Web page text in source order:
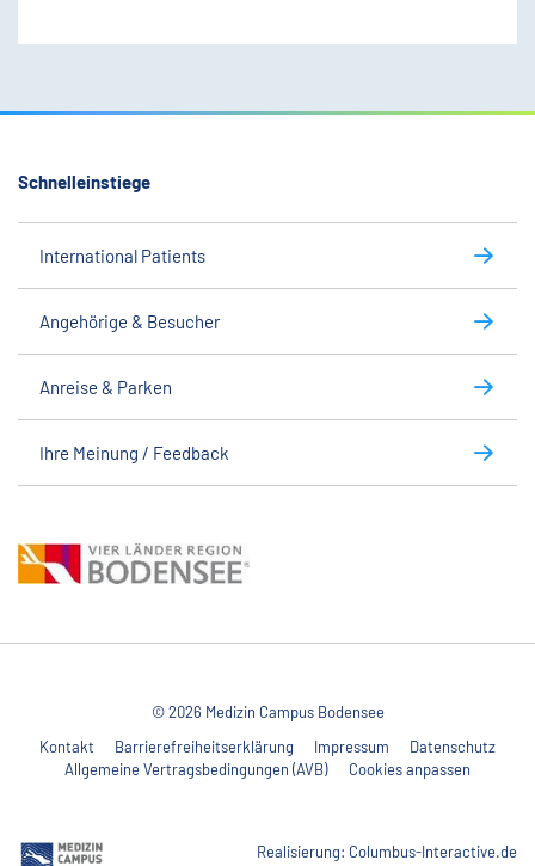
Schnelleinstiege
International Patients
Angehörige & Besucher
Anreise & Parken
Ihre Meinung / Feedback
© 2026 Medizin Campus Bodensee
Kontakt
Barrierefreiheitserklärung Impressum
Datenschutz
Allgemeine Vertragsbedingungen (AVB)
Cookies anpassen
Realisierung: Columbus-Interactive.de